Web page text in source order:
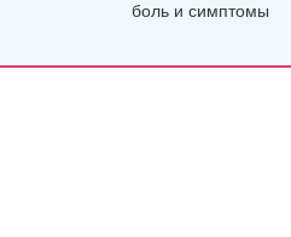
боль и симптомы